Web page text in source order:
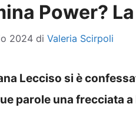
Power?
2024 di Valeria Scirpoli
Lecciso si è
parole una frecciata